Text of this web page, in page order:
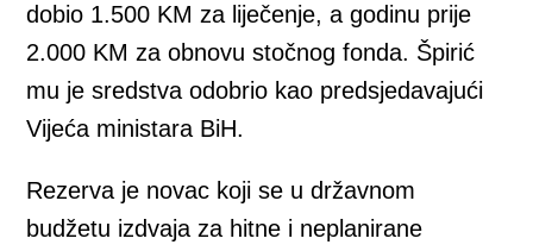
dobio 1.500 KM za liječenje, a godinu prije
2.000 KM za obnovu stočnog fonda. Špirić
mu je sredstva odobrio kao predsjedavajući
Vijeća ministara BiH.
Rezerva je novac koji se u državnom
budžetu izdvaja za hitne i neplanirane